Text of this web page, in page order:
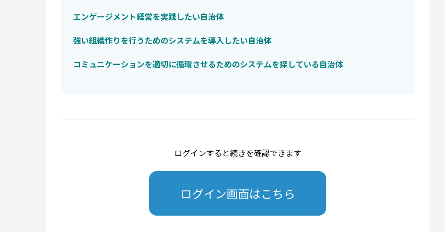
エンゲージメント経営を実践したい自治体
強い組織作りを行うためのシステムを導入したい自治体
コミュニケーションを適切に循環させるためのシステムを探している自治体
ログインすると続きを確認できます
ログイン画面はこちら